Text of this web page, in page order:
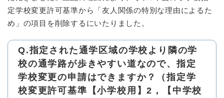
定学校変更許可基準から「友人関係の特別な理由によるた
め」の項目を削除するにいたりました。
Q.指定された通学区域の学校より隣の学
校の通学路が歩きやすい道なので、指定
学校変更の申請はできますか？（指定学
校変更許可基準【小学校用】2，【中学校